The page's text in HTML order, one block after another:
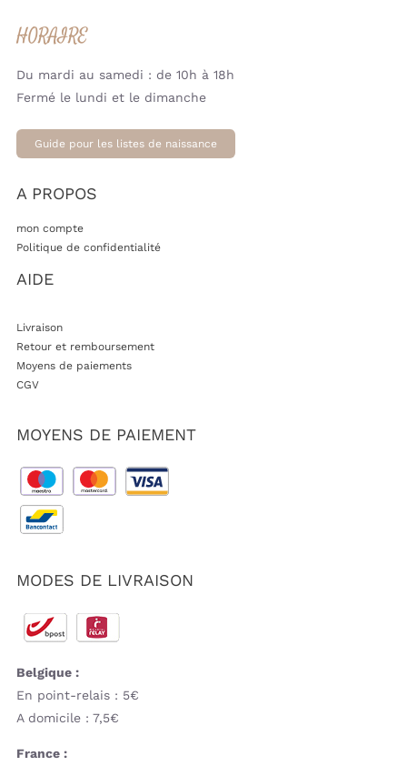
HORAIRE
Du mardi au samedi : de 10h à 18h
Fermé le lundi et le dimanche
Guide pour les listes de naissance
A PROPOS
mon compte
Politique de confidentialité
AIDE
Livraison
Retour et remboursement
Moyens de paiements
CGV
MOYENS DE PAIEMENT
MODES DE LIVRAISON
Belgique :
En point-relais : 5€
A domicile : 7,5€
France :